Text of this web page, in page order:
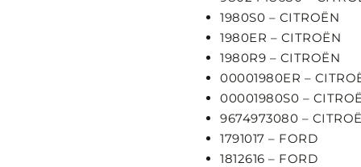
1980S0 – CITROËN
1980ER – CITROËN
1980R9 – CITROËN
00001980ER –
00001980S0 –
9674973080 –
1791017 – FORD
1812616 – FORD